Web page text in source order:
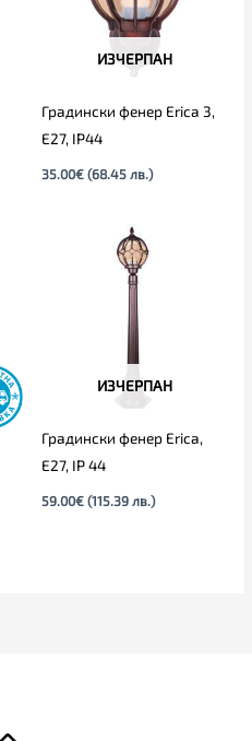
ИЗЧЕРПАН
Градински фенер Erica 3,
E27, IP44
35.00€ (68.45 лв.)
ИЗЧЕРПАН
Градински фенер Erica,
E27, IP 44
59.00€ (115.39 лв.)